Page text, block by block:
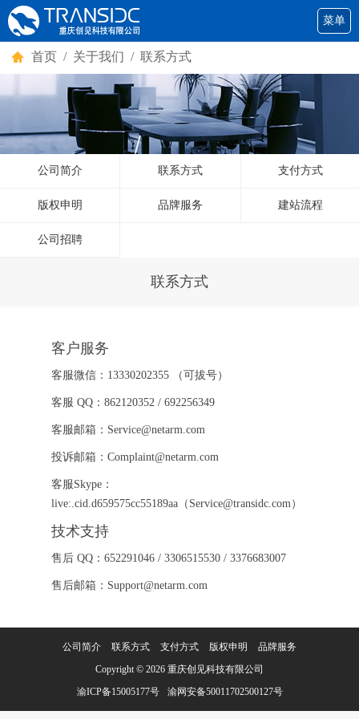
菜单
首页 / 关于我们 / 联系方式
公司简介 联系方式 支付方式
版权申明 品牌服务 建站流程
公司招聘
联系方式
客户服务
客服微信：13330202355 （可拔号）
客服 QQ：862120352 / 692256349
客服邮箱：Service@netarm.com
投诉邮箱：Complaint@netarm.com
客服Skype：
live:.cid.d659575cc55189aa（Service@transidc.com）
技术支持
售后 QQ：652291046 / 3306515530 / 3376683007
售后邮箱：Support@netarm.com
公司简介 联系方式 支付方式 版权申明
品牌服务
Copyright © 2026 重庆创见科技有限公司
渝ICP备15005177号
渝网安备50011702500127号